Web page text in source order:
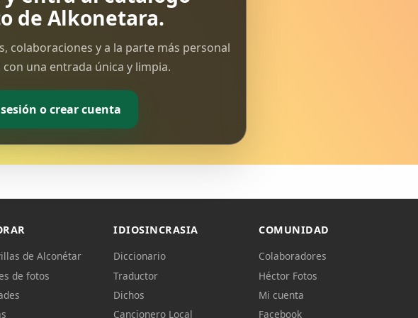
de Alkonetara.
colaboraciones y a la parte más personal
una entrada única y limpia.
o crear cuenta
de Alconétar
de fotos
IDIOSINCRASIA
Diccionario
Traductor
Dichos
Cancionero Local
COMUNIDAD
Colaboradores
Héctor Fotos
Mi cuenta
Facebook